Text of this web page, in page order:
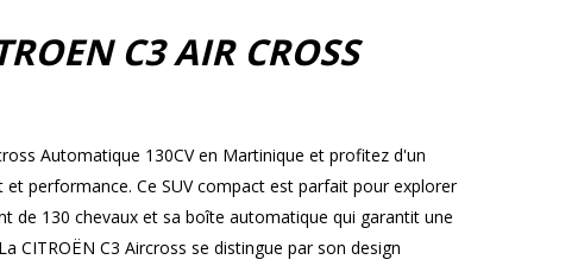
C3 AIR CROSS
Automatique 130CV en Martinique et profitez d'un
performance. Ce SUV compact est parfait pour explorer
de 130 chevaux et sa boîte automatique qui garantit une
CITROËN C3 Aircross se distingue par son design